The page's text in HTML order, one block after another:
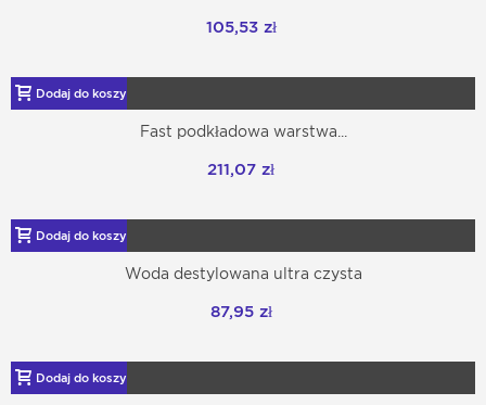
105,53 zł
Dodaj do koszyka
Fast podkładowa warstwa...
211,07 zł
Dodaj do koszyka
Woda destylowana ultra czysta
87,95 zł
Dodaj do koszyka